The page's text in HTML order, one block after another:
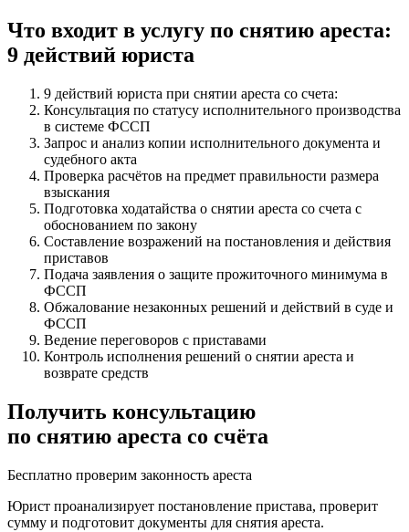
Что входит в услугу по снятию ареста:
9 действий юриста
9 действий юриста при снятии ареста со счета:
Консультация по статусу исполнительного производства
в системе ФССП
Запрос и анализ копии исполнительного документа и
судебного акта
Проверка расчётов на предмет правильности размера
взыскания
Подготовка ходатайства о снятии ареста со счета с
обоснованием по закону
Составление возражений на постановления и действия
приставов
Подача заявления о защите прожиточного минимума в
ФССП
Обжалование незаконных решений и действий в суде и
ФССП
Ведение переговоров с приставами
Контроль исполнения решений о снятии ареста и
возврате средств
Получить консультацию
по снятию ареста со счёта
Бесплатно проверим законность ареста
Юрист проанализирует постановление пристава, проверит
сумму и подготовит документы для снятия ареста.